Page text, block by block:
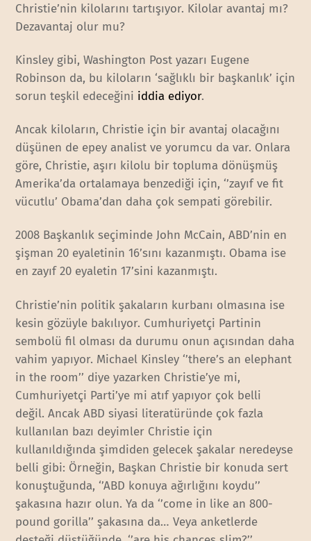
Christie’nin kilolarını tartışıyor. Kilolar avantaj mı?
Dezavantaj olur mu?
Kinsley gibi, Washington Post yazarı Eugene
Robinson da, bu kiloların ‘sağlıklı bir başkanlık’ için
sorun teşkil edeceğini iddia ediyor.
Ancak kiloların, Christie için bir avantaj olacağını
düşünen de epey analist ve yorumcu da var. Onlara
göre, Christie, aşırı kilolu bir topluma dönüşmüş
Amerika’da ortalamaya benzediği için, ‘’zayıf ve fit
vücutlu’ Obama’dan daha çok sempati görebilir.
2008 Başkanlık seçiminde John McCain, ABD’nin en
şişman 20 eyaletinin 16’sını kazanmıştı. Obama ise
en zayıf 20 eyaletin 17’sini kazanmıştı.
Christie’nin politik şakaların kurbanı olmasına ise
kesin gözüyle bakılıyor. Cumhuriyetçi Partinin
sembolü fil olması da durumu onun açısından daha
vahim yapıyor. Michael Kinsley ‘’there’s an elephant
in the room’’ diye yazarken Christie’ye mi,
Cumhuriyetçi Parti’ye mi atıf yapıyor çok belli
değil. Ancak ABD siyasi literatüründe çok fazla
kullanılan bazı deyimler Christie için
kullanıldığında şimdiden gelecek şakalar neredeyse
belli gibi: Örneğin, Başkan Christie bir konuda sert
konuştuğunda, ‘’ABD konuya ağırlığını koydu’’
şakasına hazır olun. Ya da ‘’come in like an 800-
pound gorilla’’ şakasına da… Veya anketlerde